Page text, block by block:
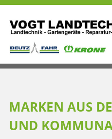
MARKEN AUS
UND